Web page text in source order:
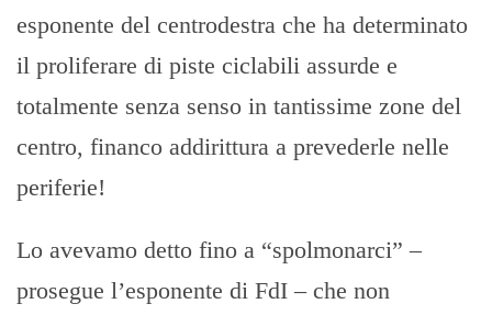
esponente del centrodestra che ha determinato
il proliferare di piste ciclabili assurde e
totalmente senza senso in tantissime zone del
centro, financo addirittura a prevederle nelle
periferie!
Lo avevamo detto fino a “spolmonarci” –
prosegue l’esponente di FdI – che non